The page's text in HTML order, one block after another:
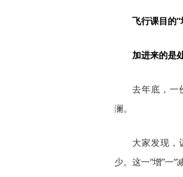
飞行课目的
加进来的是
去年底，一
澜。
大家发现，
少。这一“增”一“